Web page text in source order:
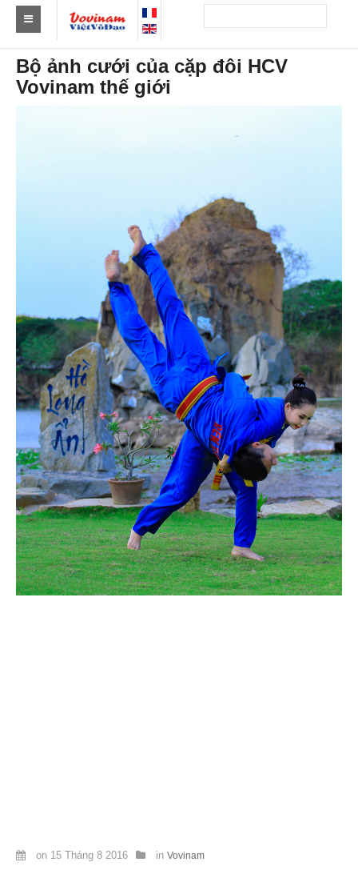
Tìm Clb Vovinam
Châu Á
Kết quả
Theo Huy chương
Theo Sự kiện
Theo Thống kê
Truyền thông
PHOTO
TÀI LIỆU
Khám Phá
Bộ ảnh cưới của cặp đôi HCV
Vovinam thế giới
on 15 Tháng 8 2016 in Vovinam